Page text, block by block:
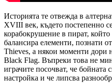
Историята те отвежда в
XVIII век, където постепенно
корабокрушение в пират,
балансира елементи, познати
Thieves, а някои моменти дори
Black Flag. Въпреки това не
играчите посочват, че бойната
настройка и че липсва